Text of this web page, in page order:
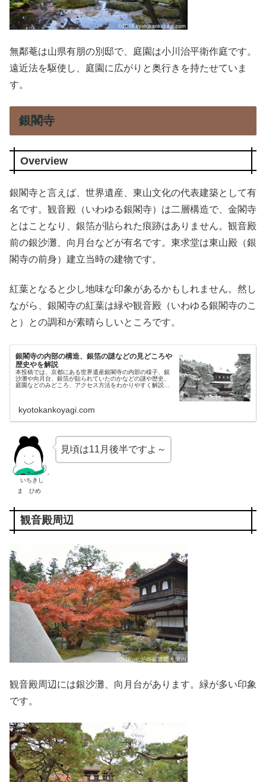
無鄰菴は山県有朋の別邸で、庭園は小川治平衛作庭です。
遠近法を駆使し、庭園に広がりと奥行きを持たせていま
す。
銀閣寺
Overview
銀閣寺と言えば、世界遺産、東山文化の代表建築として有
名です。観音殿（いわゆる銀閣寺）は二層構造で、金閣寺
とはことなり、銀箔が貼られた痕跡はありません。観音殿
前の銀沙灘、向月台などが有名です。東求堂は東山殿（銀
閣寺の前身）建立当時の建物です。
紅葉となると少し地味な印象があるかもしれません。然し
ながら、銀閣寺の紅葉は緑や観音殿（いわゆる銀閣寺のこ
と）との調和が素晴らしいところです。
銀閣寺の内部の構造、銀箔の謎などの見どころや
歴史やを解説
本投稿では、京都にある世界遺産銀閣寺の内部の様子、銀
沙灘や向月台、銀箔が貼られていたのかなどの謎や歴史、
庭園などのみどころ、アクセス方法をわかりやすく解説し
kyotokankoyagi.com
いちきし
ま ひめ
見頃は11月後半ですよ～
観音殿周辺
観音殿周辺には銀沙灘、向月台があります。緑が多い印象
です。